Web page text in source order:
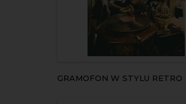
GRAMOFON W STYLU RETRO